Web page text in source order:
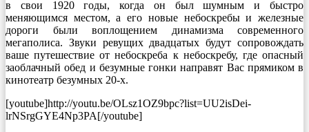
в свои 1920 годы, когда он был шумным и быстро
меняющимся местом, а его новые небоскребы и железные
дороги были воплощением динамизма современного
мегаполиса. Звуки ревущих двадцатых будут сопровождать
ваше путешествие от небоскреба к небоскребу, где опасный
заоблачный обед и безумные гонки направят Вас прямиком в
кинотеатр безумных 20-х.
[youtube]http://youtu.be/OLsz1OZ9bpc?list=UU2isDei-
lrNSrgGYE4Np3PA[/youtube]